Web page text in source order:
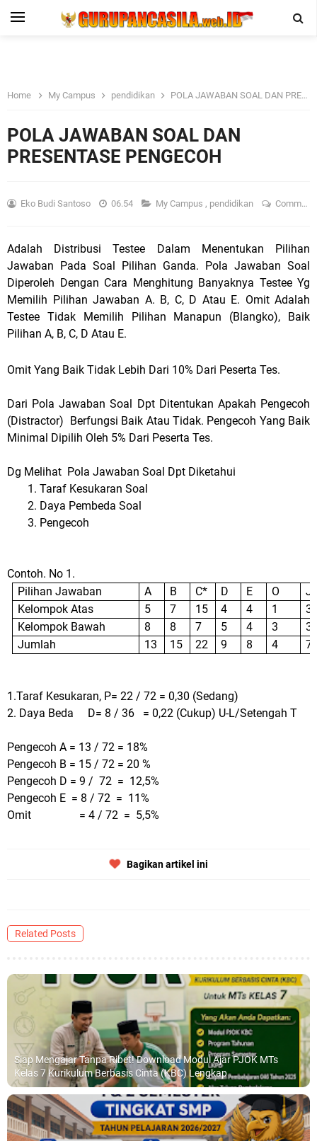
Home My Campus pendidikan POLA JAWABAN SOAL DAN PRESENTASE PENGECOH
POLA JAWABAN SOAL DAN
PRESENTASE PENGECOH
Eko Budi Santoso 06.54 My Campus , pendidikan Comment
Adalah Distribusi Testee Dalam Menentukan Pilihan
Jawaban Pada Soal Pilihan Ganda. Pola Jawaban Soal
Diperoleh Dengan Cara Menghitung Banyaknya Testee Yg
Memilih Pilihan Jawaban A. B, C, D Atau E. Omit Adalah
Testee Tidak Memilih Pilihan Manapun (Blangko), Baik
Pilihan A, B, C, D Atau E.
Omit Yang Baik Tidak Lebih Dari 10% Dari Peserta Tes.
Dari Pola Jawaban Soal Dpt Ditentukan Apakah Pengecoh
(Distractor) Berfungsi Baik Atau Tidak. Pengecoh Yang Baik
Minimal Dipilih Oleh 5% Dari Peserta Tes.
Dg Melihat Pola Jawaban Soal Dpt Diketahui
Taraf Kesukaran Soal
Daya Pembeda Soal
Pengecoh
Contoh. No 1.
Pilihan Jawaban
A B C* D E O
Kelompok Atas
5 7 15 4 4 1
Kelompok Bawah
8 8 7 5 4 3
Jumlah
13 15 22 9 8 4
1.Taraf Kesukaran, P= 22 / 72 = 0,30 (Sedang)
2. Daya Beda
D= 8 / 36 = 0,22 (Cukup) U-L/Setengah T
Pengecoh A = 13 / 72 = 18%
Pengecoh B = 15 / 72 = 20 %
Pengecoh D = 9 / 72 = 12,5%
Pengecoh E = 8 / 72 = 11%
Omit
= 4 / 72 = 5,5%
Bagikan artikel ini
Related Posts
Siap Mengajar Tanpa Ribet! Download Modul Ajar PJOK MTs
Kelas 7 Kurikulum Berbasis Cinta (KBC) Lengkap